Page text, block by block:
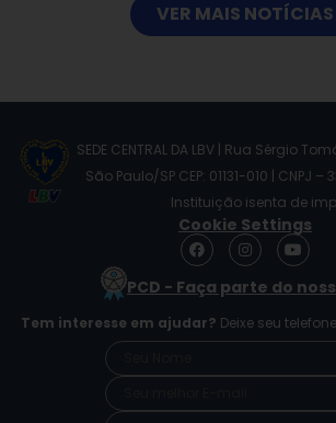
VER MAIS NOTÍCIAS
SEDE CENTRAL DA LBV | Rua Sérgio
São Paulo/SP CEP: 01131-010 | CNPJ –
Instituição isenta de
Cookie Settings
F
a
e
o
o
I
n
s
t
g
r
m
Y
o
t
b
e
PCD - Faça parte do
Tem interesse em ajudar? Deixe seu